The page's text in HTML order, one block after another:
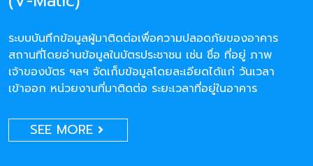
ระบบบันทึกข้อมูลผู้มาติดต่อเพื่อความปลอดภัยของอาคาร
สถานที่โดยอ่านข้อมูลในบัตรประชาชน เช่น ชื่อ ที่อยู่ ภาพ
เจ้าของบัตร ฯลฯ จัดเก็บข้อมูลโดยละเอียดได้แก่ วันเวลา
เข้าออก หน่วยงานที่มาติดต่อ ระยะเวลาที่อยู่ในอาคาร
SEE MORE